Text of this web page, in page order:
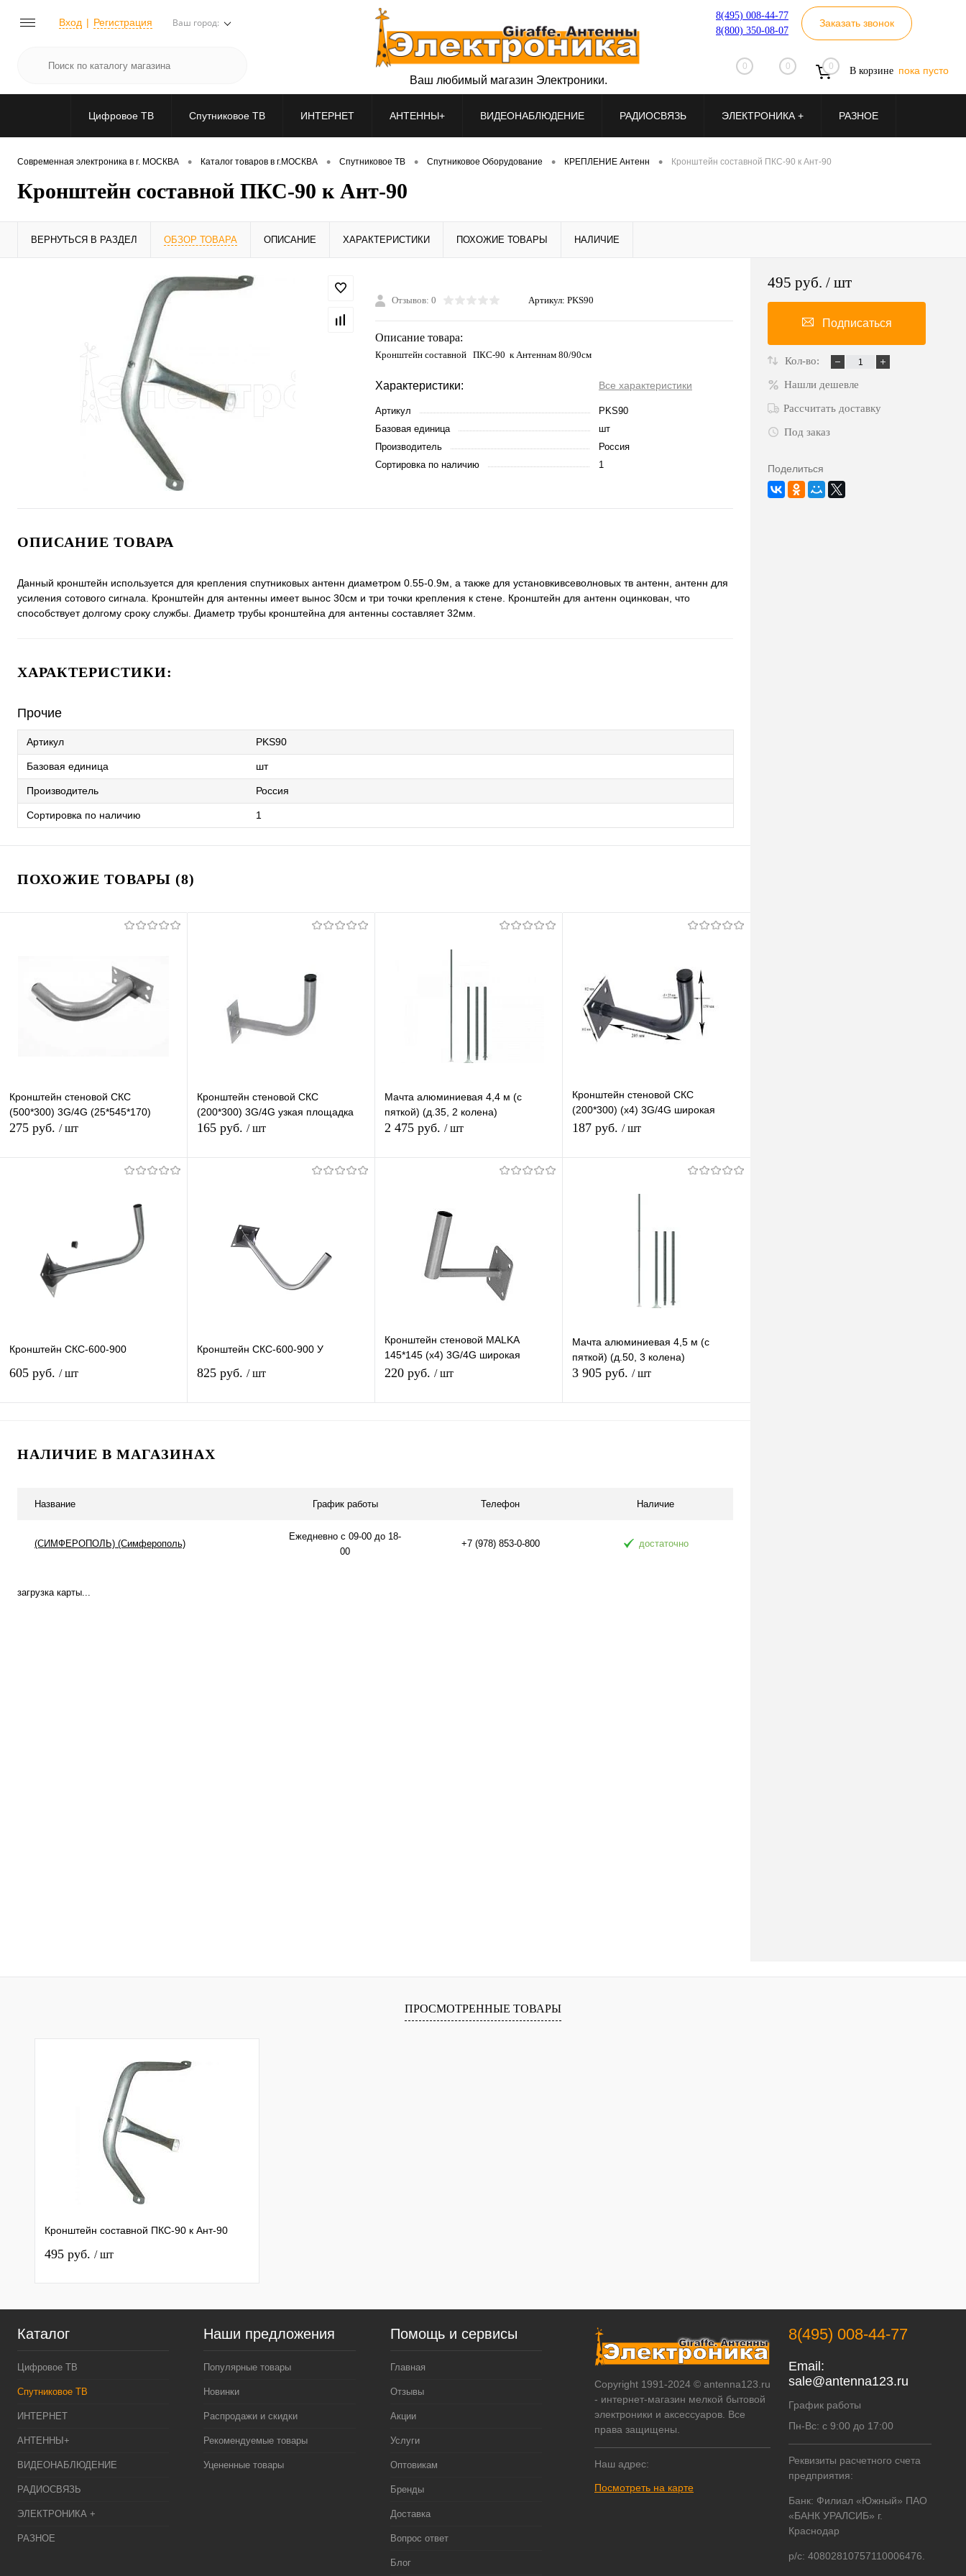
Вход Регистрация Ваш город:
8(495) 008-44-77
8(800) 350-08-07
Заказать звонок
0 0 0 В корзине пока пусто
Ваш любимый магазин Электроники.
Цифровое ТВ Спутниковое ТВ ИНТЕРНЕТ АНТЕННЫ+ ВИДЕОНАБЛЮДЕНИЕ РАДИОСВЯЗЬ ЭЛЕКТРОНИКА + РАЗНОЕ
Современная электроника в г. МОСКВА • Каталог товаров в г.МОСКВА • Спутниковое ТВ • Спутниковое Оборудование • КРЕПЛЕНИЕ Антенн • Кронштейн составной ПКС-90 к Ант-90
Кронштейн составной ПКС-90 к Ант-90
ВЕРНУТЬСЯ В РАЗДЕЛ ОБЗОР ТОВАРА ОПИСАНИЕ ХАРАКТЕРИСТИКИ ПОХОЖИЕ ТОВАРЫ НАЛИЧИЕ
Отзывов: 0 Артикул: PKS90
Описание товара:
Кронштейн составной ПКС-90 к Антеннам 80/90см
Характеристики: Все характеристики
Артикул
PKS90
Базовая единица
шт
Производитель
Россия
Сортировка по наличию
1
ОПИСАНИЕ ТОВАРА
Данный кронштейн используется для крепления спутниковых антенн диаметром 0.55-0.9м, а также для установкивсеволновых тв антенн, антенн для
усиления сотового сигнала. Кронштейн для антенны имеет вынос 30см и три точки крепления к стене. Кронштейн для антенн оцинкован, что
способствует долгому сроку службы. Диаметр трубы кронштейна для антенны составляет 32мм.
ХАРАКТЕРИСТИКИ:
Прочие
Артикул PKS90
Базовая единица шт
Производитель Россия
Сортировка по наличию 1
ПОХОЖИЕ ТОВАРЫ (8)
Кронштейн стеновой СКС
(500*300) 3G/4G (25*545*170)
275 руб. / шт
К сравнению
В избранное В наличии
Кронштейн стеновой СКС
(200*300) 3G/4G узкая площадка
165 руб. / шт
В избранное
Мачта алюминиевая 4,4 м (с
пяткой) (д.35, 2 колена)
2 475 руб. / шт
Купить в 1 клик
В избранное
Кронштейн стеновой СКС
(200*300) (х4) 3G/4G широкая
площадка
187 руб. / шт
Кронштейн СКС-600-900
605 руб. / шт
Кронштейн СКС-600-900 У
825 руб. / шт
Кронштейн стеновой MALKA
145*145 (х4) 3G/4G широкая
площадка
220 руб. / шт
Мачта алюминиевая 4,5 м (с
пяткой) (д.50, 3 колена)
3 905 руб. / шт
НАЛИЧИЕ В МАГАЗИНАХ
Название График работы Телефон Наличие
(СИМФЕРОПОЛЬ) (Симферополь)
Ежедневно с 09-00 до 18-
00
+7 (978) 853-0-800 достаточно
загрузка карты...
495 руб. / шт
Подписаться
Кол-во:
Нашли дешевле
Рассчитать доставку
Под заказ
Поделиться
ПРОСМОТРЕННЫЕ ТОВАРЫ
Кронштейн составной ПКС-90 к Ант-90
495 руб. / шт
Каталог
Цифровое ТВ
Спутниковое ТВ
ИНТЕРНЕТ
АНТЕННЫ+
ВИДЕОНАБЛЮДЕНИЕ
РАДИОСВЯЗЬ
ЭЛЕКТРОНИКА +
РАЗНОЕ
Наши предложения
Популярные товары
Новинки
Распродажи и скидки
Рекомендуемые товары
Уцененные товары
Помощь и сервисы
Главная
Отзывы
Акции
Услуги
Оптовикам
Бренды
Доставка
Вопрос ответ
Блог
Copyright 1991-2024 © antenna123.ru
- интернет-магазин мелкой бытовой
электроники и аксессуаров. Все
права защищены.
Наш адрес:
Посмотреть на карте
8(495) 008-44-77
Email:
sale@antenna123.ru
График работы
Пн-Вс: с 9:00 до 17:00
Реквизиты расчетного счета
предприятия:
Банк: Филиал «Южный» ПАО
«БАНК УРАЛСИБ» г.
Краснодар
р/с: 40802810757110006476.